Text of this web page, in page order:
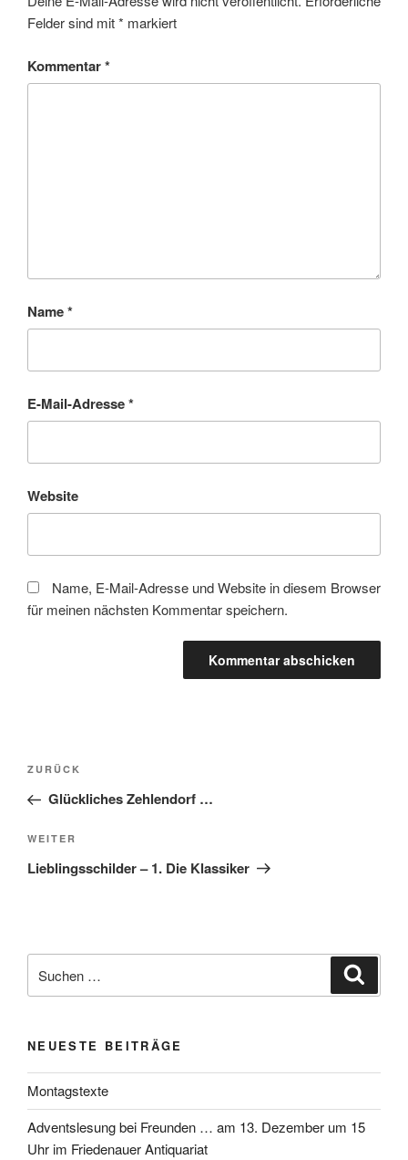
Felder sind mit* markiert
Kommentar*
Name*
E-Mail-Adresse*
Website
Name, E-Mail-Adresse und Website in diesem Browser
für meinen nächsten Kommentar speichern.
Beitragsnavigation
Vorheriger
Beitrag
ZURÜCK
Glückliches Zehlendorf …
Nächster
Beitrag
WEITER
Lieblingsschilder – 1. Die Klassiker
nach:
NEUESTE BEITRÄGE
Montagstexte
Adventslesung bei Freunden … am 13. Dezember um 15
Uhr im Friedenauer Antiquariat